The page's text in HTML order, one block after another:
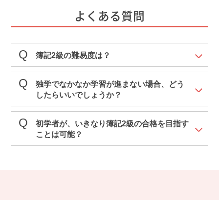
よくある質問
簿記2級の難易度は？
独学でなかなか学習が進まない場合、どう
したらいいでしょうか？
初学者が、いきなり簿記2級の合格を目指す
ことは可能？